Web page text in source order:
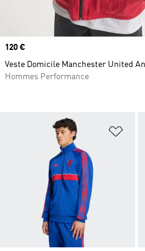
Prix
120 €
Veste Domicile Manchester United
Hommes Performance